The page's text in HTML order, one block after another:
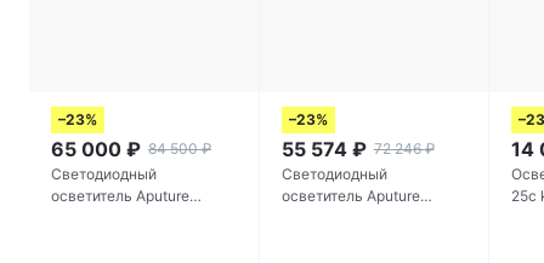
–23%
65 000 ₽ 84 500 ₽
Светодиодный
осветитель Aputure
–23%
55 574 ₽ 72 246 ₽
Светодиодный
осветитель Aputure
14